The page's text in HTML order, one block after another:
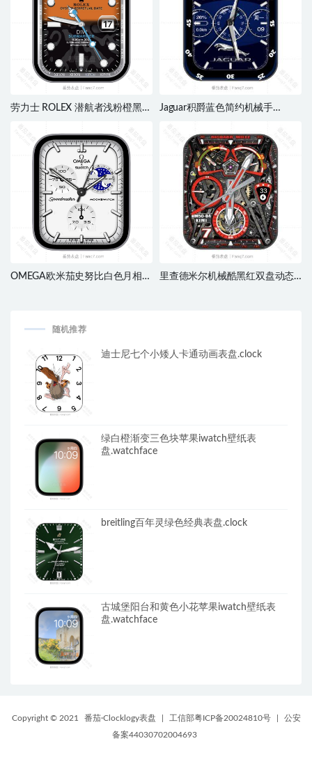
劳力士 ROLEX 潜航者浅粉橙黑日
盘.clock&clcok2
Jaguar积爵蓝色简约机械手
OMEGA欧米茄史努比白色月相步
里查德米尔机械酷黑红双盘动态
随机推荐
迪士尼七个小矮人卡通动画表盘.clock
绿白橙渐变三色块苹果iwatch壁纸表
盘.watchface
breitling百年灵绿色经典表盘.clock
古城堡阳台和黄色小花苹果iwatch壁纸表
盘.watchface
Copyright © 2021 番茄·Clocklogy表盘 工信部粤ICP备20024810号
公安
备案44030702004693